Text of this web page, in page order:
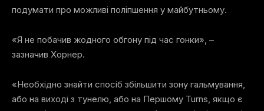
подумати про можливі поліпшення у майбутньому.
«Я не побачив жодного обгону під час гонки», –
зазначив Хорнер.
«Необхідно знайти спосіб збільшити зону гальмування,
або на виході з тунелю, або на Першому Turns, якщо є